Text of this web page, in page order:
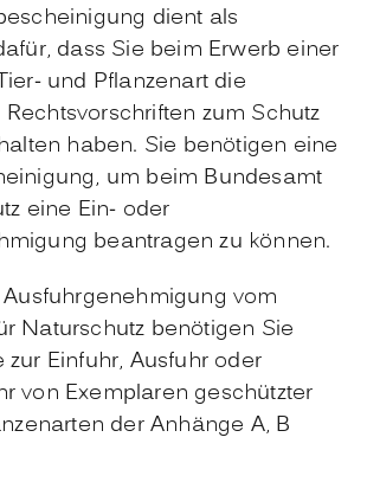
dient als
dass Sie beim Erwerb einer
und Pflanzenart die
zum Schutz
haben. Sie benötigen eine
um beim Bundesamt
eine Ein- oder
beantragen zu können.
vom
Naturschutz benötigen Sie
Einfuhr, Ausfuhr oder
von Exemplaren geschützter
der Anhänge A, B